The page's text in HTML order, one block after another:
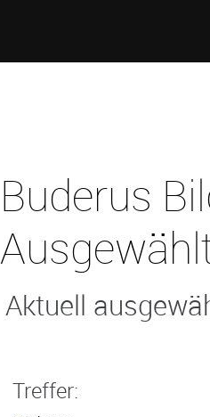
Buderus
Aktuell
Treffer: